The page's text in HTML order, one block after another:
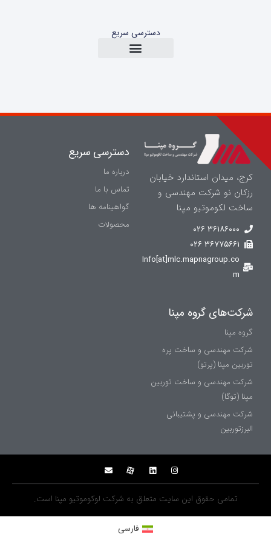
دسترسی سریع
کرج، میدان استاندارد خیابان
رزکان نو شرکت مهندسی و
ساخت لکوموتیو مپنا
۳۶۱۸۶۰۰۰ ۰۲۶
۳۶۷۷۵۶۶۱ ۰۲۶
Info[at]mlc.mapnagroup.co
m
دسترسی سریع
درباره ما
تماس با ما
گواهینامه ها
محصولات
شركت‌های گروه مپنا
گروه مپنا
شرکت مهندسی و ساخت پره‌
توربین مپنا (پرتو)
شركت مهندسی و ساخت توربين
مپنا (توگا)
شركت مهندسی و پشتيبانی
البرزتوربين
تمامی حقوق اين سايت متعلق به شركت لوکوموتیو مپنا است.
فارسی